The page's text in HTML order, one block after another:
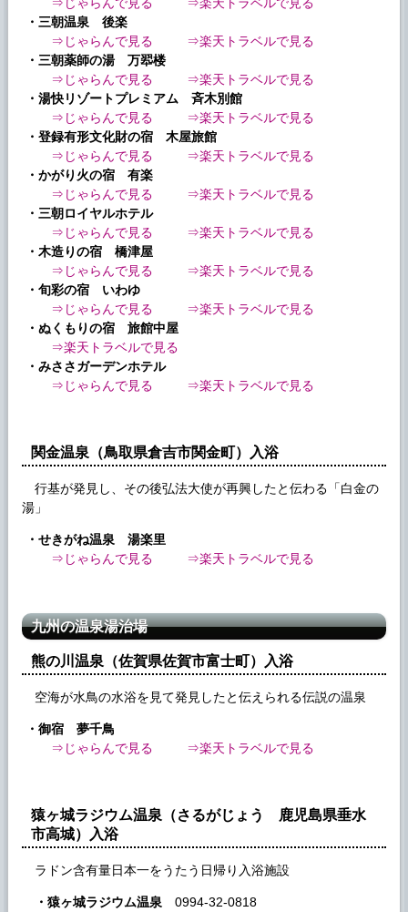
・三朝温泉 後楽
⇒じゃらんで見る
⇒楽天トラベルで見る
・三朝薬師の湯 万翆楼
⇒じゃらんで見る
⇒楽天トラベルで見る
・湯快リゾートプレミアム 斉木別館
⇒じゃらんで見る
⇒楽天トラベルで見る
・登録有形文化財の宿 木屋旅館
⇒じゃらんで見る
⇒楽天トラベルで見る
・かがり火の宿 有楽
⇒じゃらんで見る
⇒楽天トラベルで見る
・三朝ロイヤルホテル
⇒じゃらんで見る
⇒楽天トラベルで見る
・木造りの宿 橋津屋
⇒じゃらんで見る
⇒楽天トラベルで見る
・旬彩の宿 いわゆ
⇒じゃらんで見る
⇒楽天トラベルで見る
・ぬくもりの宿 旅館中屋
⇒楽天トラベルで見る
・みささガーデンホテル
⇒じゃらんで見る
⇒楽天トラベルで見る
関金温泉（鳥取県倉吉市関金町）入浴
行基が発見し、その後弘法大使が再興したと伝わる「白金の
湯」
・せきがね温泉 湯楽里
⇒じゃらんで見る
⇒楽天トラベルで見る
九州の温泉湯治場
熊の川温泉（佐賀県佐賀市富士町）入浴
空海が水鳥の水浴を見て発見したと伝えられる伝説の温泉
・御宿 夢千鳥
⇒じゃらんで見る
⇒楽天トラベルで見る
猿ヶ城ラジウム温泉（さるがじょう 鹿児島県垂水
市高城）入浴
ラドン含有量日本一をうたう日帰り入浴施設
・猿ヶ城ラジウム温泉 0994-32-0818